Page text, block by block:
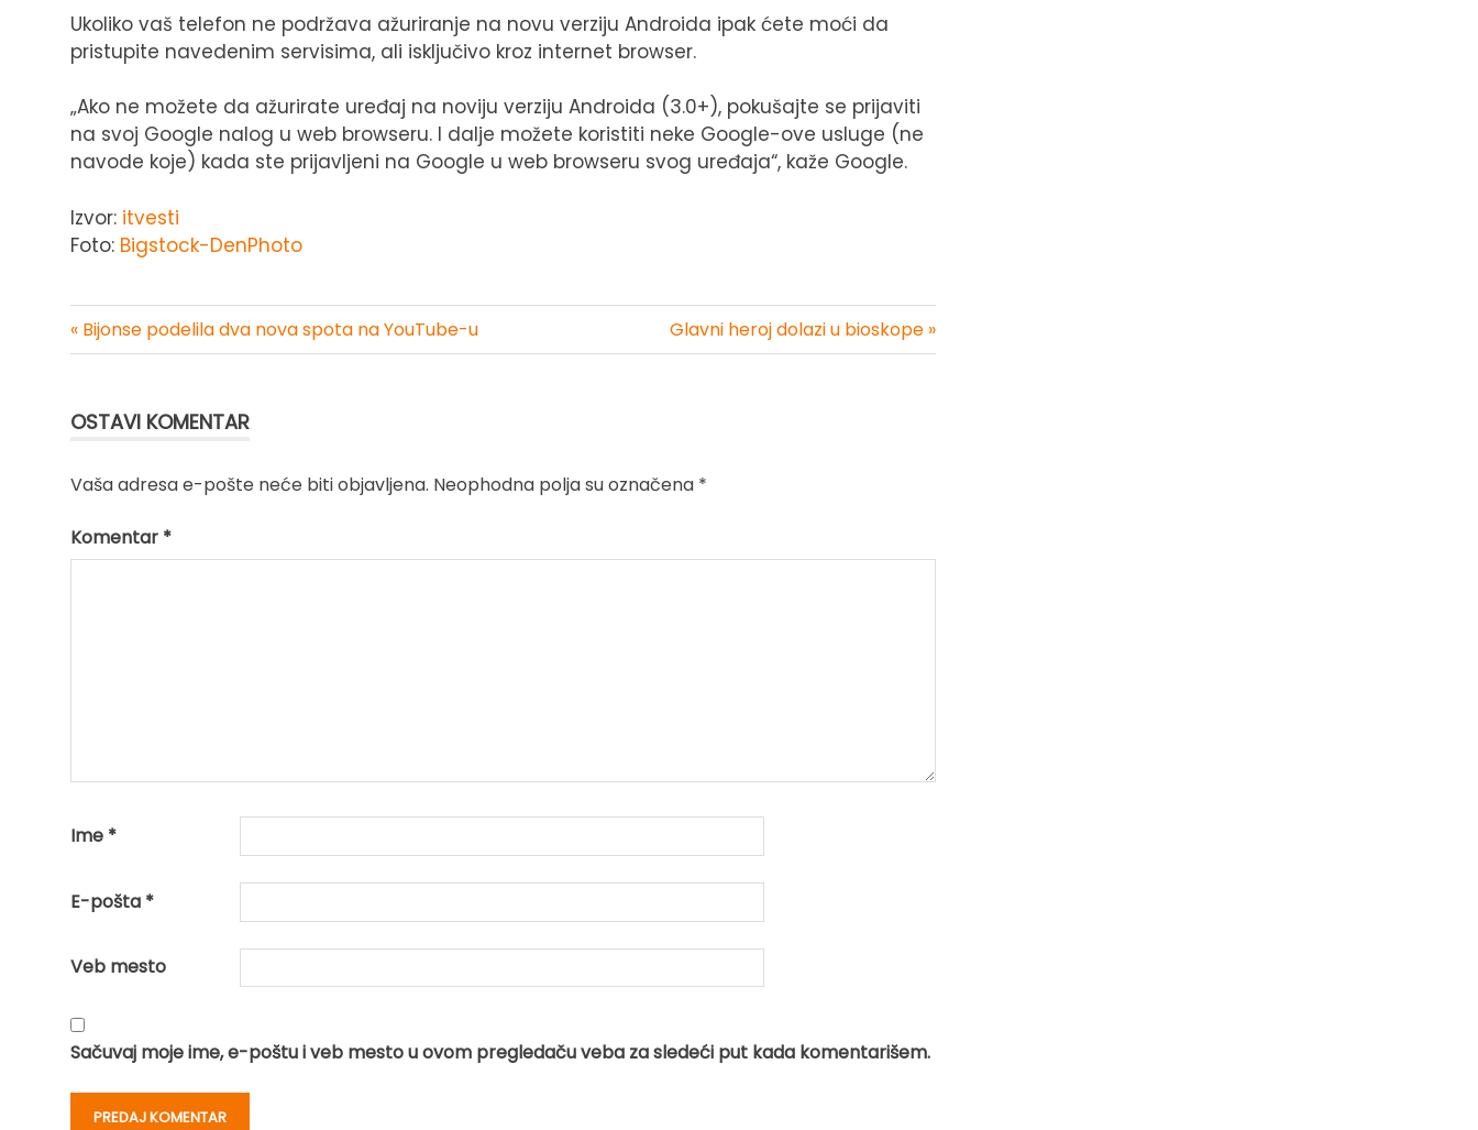
Ukoliko vaš telefon ne podržava ažuriranje na novu verziju Androida ipak ćete moći da
pristupite navedenim servisima, ali isključivo kroz internet browser.
„Ako ne možete da ažurirate uređaj na noviju verziju Androida (3.0+), pokušajte se prijaviti
na svoj Google nalog u web browseru. I dalje možete koristiti neke Google-ove usluge (ne
navode koje) kada ste prijavljeni na Google u web browseru svog uređaja“, kaže Google.
Izvor: itvesti
Foto: Bigstock-DenPhoto
Kretanje
« Bijonse podelila dva nova spota na YouTube-u Glavni heroj dolazi u bioskope »
OSTAVI KOMENTAR
Vaša adresa e-pošte neće biti objavljena. Neophodna polja su označena *
Komentar *
Ime *
E-pošta *
Veb mesto
Sačuvaj moje ime, e-poštu i veb mesto u ovom pregledaču veba za sledeći put kada komentarišem.